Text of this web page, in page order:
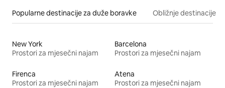
Popularne destinacije za duže boravke Obližnje destinacije
New York
Prostori za mjesečni najam
Barcelona
Prostori za mjesečni najam
Firenca
Prostori za mjesečni najam
Atena
Prostori za mjesečni najam